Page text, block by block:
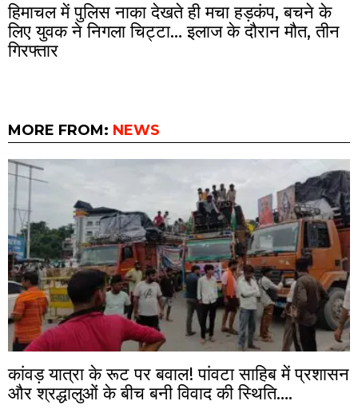
हिमाचल में पुलिस नाका देखते ही मचा हड़कंप, बचने के
लिए युवक ने निगला चिट्टा… इलाज के दौरान मौत, तीन
गिरफ्तार
MORE FROM: NEWS
कांवड़ यात्रा के रूट पर बवाल! पांवटा साहिब में प्रशासन
और श्रद्धालुओं के बीच बनी विवाद की स्थिति….